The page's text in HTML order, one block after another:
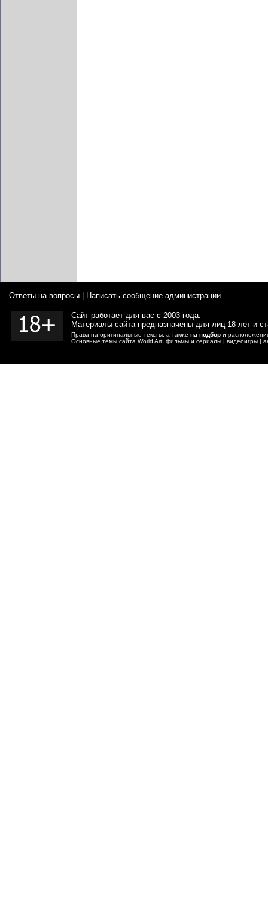
Ответы на вопросы Написать сообщение администрации
Сайт работает для вас с 2003 года.
Материалы сайта предназначены для лиц 18 лет и
Права на оригинальные тексты, а также на подбор и
Основные темы сайта World Art: фильмы и сериалы | видеоигры |